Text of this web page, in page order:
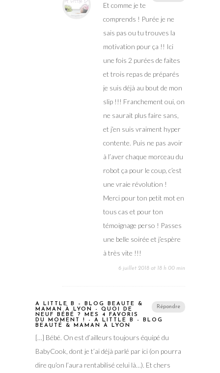
Et comme je te
comprends ! Purée je ne
sais pas ou tu trouves la
motivation pour ça !! Ici
une fois 2 purées de faites
et trois repas de préparés
je suis déjà au bout de mon
slip !!! Franchement oui, on
ne saurait plus faire sans,
et j’en suis vraiment hyper
contente. Puis ne pas avoir
à l’aver chaque morceau du
robot ça pour le coup, c’est
une vraie révolution !
Merci pour ton petit mot en
tous cas et pour ton
témoignage perso ! Passes
une belle soirée et j’espère
à très vite !!!
6 juillet 2018 at 18 h 00 min
Répondre
A LITTLE B – BLOG BEAUTÉ &
MAMAN À LYON - QUOI DE
NEUF BÉBÉ ? MES 4 FAVORIS
DU MOMENT ! - A LITTLE B - BLOG
BEAUTÉ & MAMAN À LYON
[…] Bébé. On est d’ailleurs toujours équipé du
BabyCook, dont je t’ai déjà parlé par ici (on pourra
dire qu’on l’aura rentabilisé celui là…). Et chers